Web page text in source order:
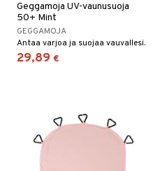
Geggamoja UV-vaunusuoja
50+ Mint
GEGGAMOJA
Antaa varjoa ja suojaa vauvallesi.
29,89 €